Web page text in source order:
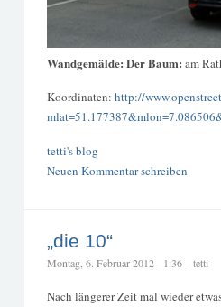
Wandgemälde: Der Baum: am
Koordinaten: http://
tetti's blog
Neuen Kommentar schreiben
„die 10“
Montag, 6. Februar 2012 - 1:36 – tetti
Nach längerer Zeit mal wieder